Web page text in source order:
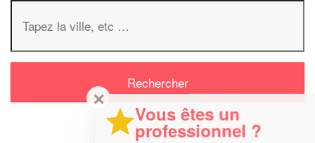
✕
Vous êtes un
professionnel ?